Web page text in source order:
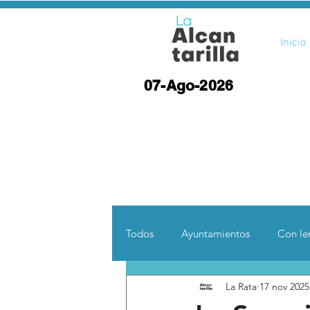
Inicio
07-Ago-2026
Todos Ayuntamientos Con
Desde otras
La Rata 17 nov 2025